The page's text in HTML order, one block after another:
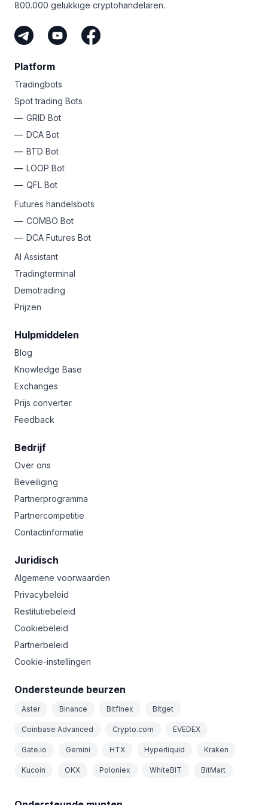
800.000 gelukkige cryptohandelaren.
Platform
Tradingbots
Spot trading Bots
GRID Bot
DCA Bot
BTD Bot
LOOP Bot
QFL Bot
Futures handelsbots
COMBO Bot
DCA Futures Bot
AI Assistant
Tradingterminal
Demotrading
Prijzen
Hulpmiddelen
Blog
Knowledge Base
Exchanges
Prijs converter
Feedback
Bedrijf
Over ons
Beveiliging
Partnerprogramma
Partnercompetitie
Contactinformatie
Juridisch
Algemene voorwaarden
Privacybeleid
Restitutiebeleid
Cookiebeleid
Partnerbeleid
Cookie-instellingen
Ondersteunde beurzen
Aster Binance Bitfinex Bitget
Coinbase Advanced Crypto.com EVEDEX
Gate.io Gemini HTX Hyperliquid Kraken
Kucoin OKX Poloniex WhiteBIT BitMart